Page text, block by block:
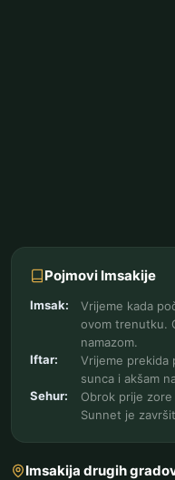
Pojmovi Imsakije
Imsak:
Vrijeme kada
ovom trenutku.
namazom.
Iftar:
Vrijeme prekida
sunca i akšam
Sehur:
Obrok prije
Sunnet je
Imsakija drugih